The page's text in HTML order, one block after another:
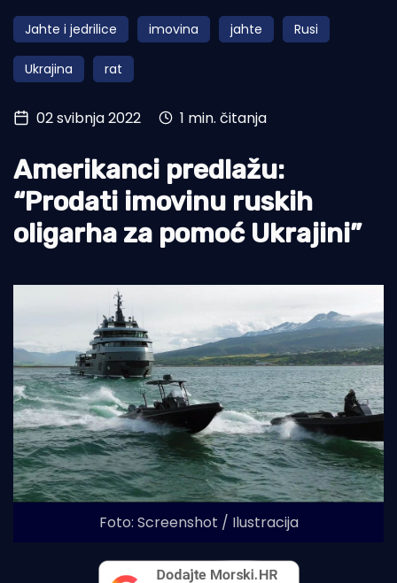
Obala
Otoci
Turizam i nautika
Pomorstvo
Ekologija
Tradicija i kultura
Jahte i jedrilice imovina jahte Rusi
Ukrajina rat
02 svibnja 2022 1 min. čitanja
Amerikanci predlažu:
“Prodati imovinu ruskih
oligarha za pomoć Ukrajini”
Foto: Screenshot / Ilustracija